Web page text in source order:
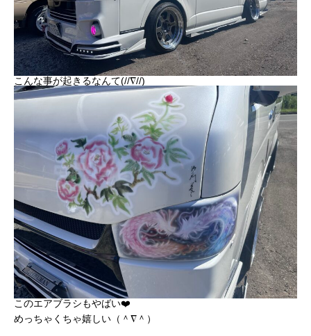
こんな事が起きるなんて(//∇//)
このエアブラシもやばい❤️
めっちゃくちゃ嬉しい（＾∇＾）